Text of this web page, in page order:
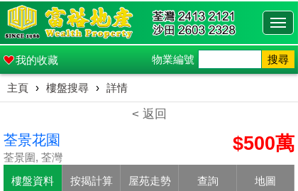
我的收藏 物業編號 搜尋
主頁 › 樓盤搜尋 › 詳情
< 返回
荃景花園
荃景圍, 荃灣
$500萬
樓盤資料 按揭計算 屋苑走勢 查詢 地圖